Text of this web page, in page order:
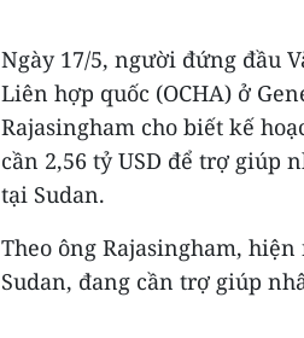
Ngày 17/5, người đứng đầu
Liên hợp quốc (OCHA) ở
Rajasingham cho biết kế
cần 2,56 tỷ USD để trợ giúp
tại Sudan.
Theo ông Rajasingham,
Sudan, đang cần trợ giúp